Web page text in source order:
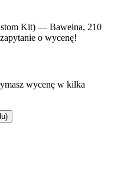
Kit) — Bawełna, 210
o wycenę!
wycenę w kilka